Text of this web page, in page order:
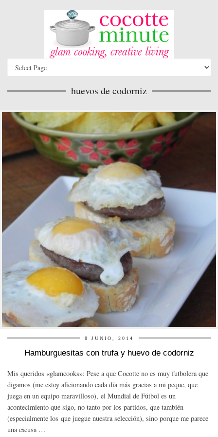
huevos de codorniz
8 JUNIO, 2014
Hamburguesitas con trufa y huevo de codorniz
Mis queridos «glamcooks»: Pese a que Cocotte no es muy futbolera que
digamos (me estoy aficionando cada día más gracias a mi peque, que
juega en un equipo maravilloso), el Mundial de Fútbol es un
acontecimiento que sigo, no tanto por los partidos, que también
(especialmente los que juegue nuestra selección), sino porque me parece
una excusa …